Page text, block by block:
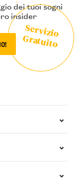
dei tuoi sogni
insider
Servizio
Gratuito